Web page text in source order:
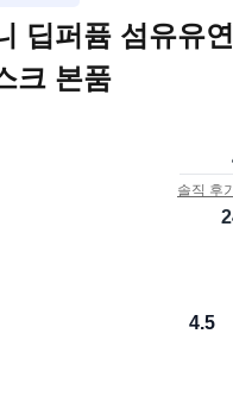
딥퍼퓸 섬유유연
크 본품
솔직 후
4.5